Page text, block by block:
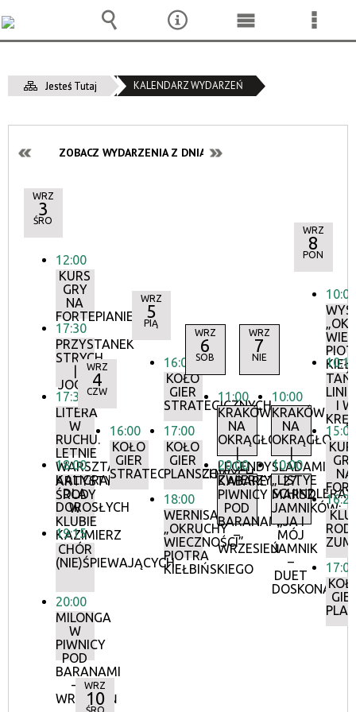
Jesteś Tutaj KALENDARZ WYDARZEŃ
ZOBACZ WYDARZENIA Z DNIA:
WRZ
3
ŚRO
12:00
KURS
GRY
NA
FORTEPIANIE
17:30
PRZYSTANEK
STRYCH
JOGA
17:30
LITERA
W
RUCHU.
LETNIE
WARSZTATY
KALIGRAFII
DLA
DOROSŁYCH
18:00
ARTYSTYCZNE
ŚRODY
W
KLUBIE
KAZIMIERZ
19:15
CHÓR
(NIE)ŚPIEWAJĄCYCH
20:00
MILONGA
W
PIWNICY
POD
BARANAMI
–
WRZESIEŃ
WRZ
4
CZW
16:00
KOŁO
GIER
STRATEGICZNYCH
WRZ
5
PIĄ
16:00
KOŁO
GIER
STRATEGICZNYCH
17:00
KOŁO
GIER
PLANSZOWYCH
18:00
WERNISAŻ:
„OKRUCHY
WIECZNOŚCI”
PIOTRA
KIEŁBIŃSKIEGO
WRZ
6
SOB
11:00
KRAKÓW
NA
OKRĄGŁO
|
LEGENDY
ZWIERZYNIECKIE
20:00
KABARET
PIWNICY
POD
BARANAMI
–
WRZESIEŃ
WRZ
7
NIE
10:00
KRAKÓW
NA
OKRĄGŁO
|
ŚLADAMI
„LISTY
SCHINDLERA”
10:00
27.
MARSZ
JAMNIKÓW:
„JA I
MÓJ
JAMNIK
–
DUET
DOSKONAŁY”
WRZ
8
PON
10:00
10:15
I W
15:00
NA
16:20
17:00
WRZ
10
Wyszukiwarka
NarzędziaMenu
Menu